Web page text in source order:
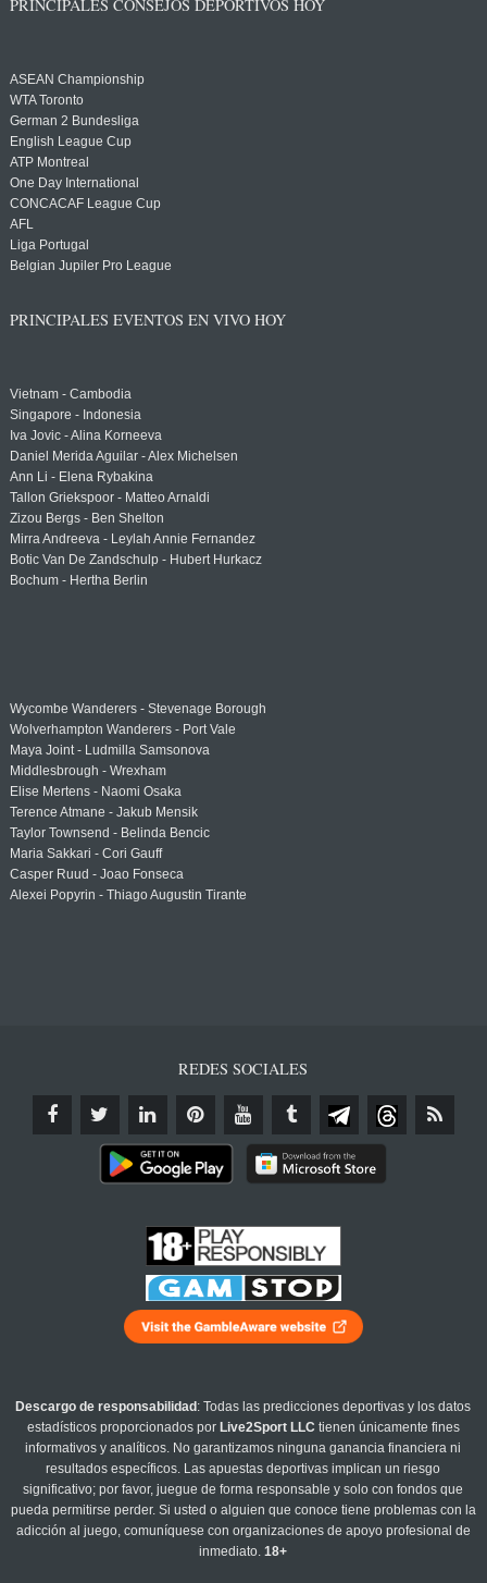
PRINCIPALES CONSEJOS DEPORTIVOS HOY
ASEAN Championship
WTA Toronto
German 2 Bundesliga
English League Cup
ATP Montreal
One Day International
CONCACAF League Cup
AFL
Liga Portugal
Belgian Jupiler Pro League
PRINCIPALES EVENTOS EN VIVO HOY
Vietnam - Cambodia
Singapore - Indonesia
Iva Jovic - Alina Korneeva
Daniel Merida Aguilar - Alex Michelsen
Ann Li - Elena Rybakina
Tallon Griekspoor - Matteo Arnaldi
Zizou Bergs - Ben Shelton
Mirra Andreeva - Leylah Annie Fernandez
Botic Van De Zandschulp - Hubert Hurkacz
Bochum - Hertha Berlin
Wycombe Wanderers - Stevenage Borough
Wolverhampton Wanderers - Port Vale
Maya Joint - Ludmilla Samsonova
Middlesbrough - Wrexham
Elise Mertens - Naomi Osaka
Terence Atmane - Jakub Mensik
Taylor Townsend - Belinda Bencic
Maria Sakkari - Cori Gauff
Casper Ruud - Joao Fonseca
Alexei Popyrin - Thiago Augustin Tirante
REDES SOCIALES
Descargo de responsabilidad : Todas las predicciones deportivas y los datos
estadísticos proporcionados por Live2Sport LLC tienen únicamente fines
informativos y analíticos. No garantizamos ninguna ganancia financiera ni
resultados específicos. Las apuestas deportivas implican un riesgo
significativo; por favor, juegue de forma responsable y solo con fondos que
pueda permitirse perder. Si usted o alguien que conoce tiene problemas con la
adicción al juego, comuníquese con organizaciones de apoyo profesional de
inmediato.18+